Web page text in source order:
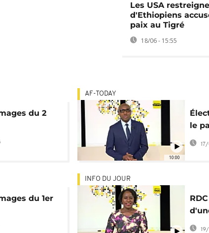
Les USA
d'Ethiopiens
paix au Tigré
18/06 - 15:55
du 2
10:00
AF-TODAY
le
en
du 1er
INFO DU JOUR
?